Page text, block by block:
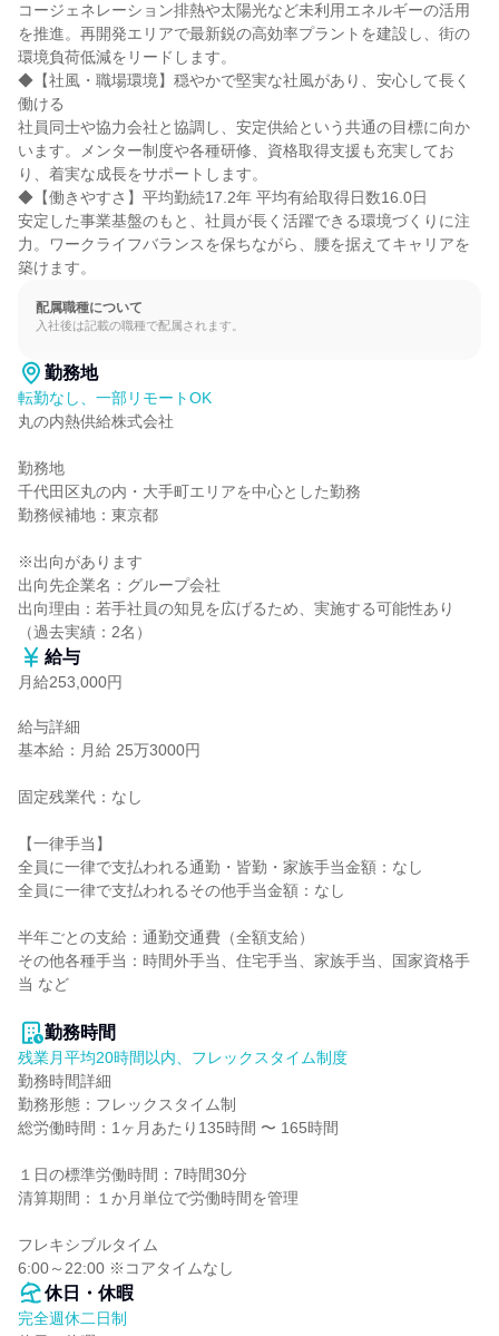
コージェネレーション排熱や太陽光など未利用エネルギーの活用
を推進。再開発エリアで最新鋭の高効率プラントを建設し、街の
環境負荷低減をリードします。
◆【社風・職場環境】穏やかで堅実な社風があり、安心して長く
働ける
社員同士や協力会社と協調し、安定供給という共通の目標に向か
います。メンター制度や各種研修、資格取得支援も充実してお
り、着実な成長をサポートします。
◆【働きやすさ】平均勤続17.2年 平均有給取得日数16.0日
安定した事業基盤のもと、社員が長く活躍できる環境づくりに注
力。ワークライフバランスを保ちながら、腰を据えてキャリアを
築けます。
配属職種について
入社後は記載の職種で配属されます。
勤務地
転勤なし、一部リモートOK
丸の内熱供給株式会社
勤務地
千代田区丸の内・大手町エリアを中心とした勤務
勤務候補地：東京都
※出向があります
出向先企業名：グループ会社
出向理由：若手社員の知見を広げるため、実施する可能性あり
（過去実績：2名）
給与
月給253,000円
給与詳細
基本給：月給 25万3000円
固定残業代：なし
【一律手当】
全員に一律で支払われる通勤・皆勤・家族手当金額：なし
全員に一律で支払われるその他手当金額：なし
半年ごとの支給：通勤交通費（全額支給）
その他各種手当：時間外手当、住宅手当、家族手当、国家資格手
当 など
勤務時間
残業月平均20時間以内、フレックスタイム制度
勤務時間詳細
勤務形態：フレックスタイム制
総労働時間：1ヶ月あたり135時間 〜 165時間
１日の標準労働時間：7時間30分
清算期間：１か月単位で労働時間を管理
フレキシブルタイム
6:00～22:00 ※コアタイムなし
休日・休暇
完全週休二日制